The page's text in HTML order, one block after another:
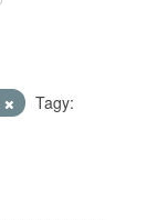
Tagy: